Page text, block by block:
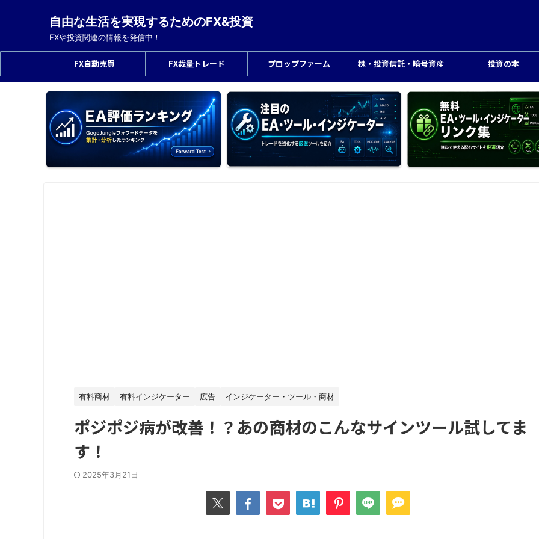
自由な生活を実現するためのFX&投資
FXや投資関連の情報を発信中！
FX自動売買 FX裁量トレード プロップファーム 株・投資信託・暗号資産 投資の本
有料商材 有料インジケーター 広告 インジケーター・ツール・商材
ポジポジ病が改善！？あの商材のこんなサインツール試してま
す！
2025年3月21日